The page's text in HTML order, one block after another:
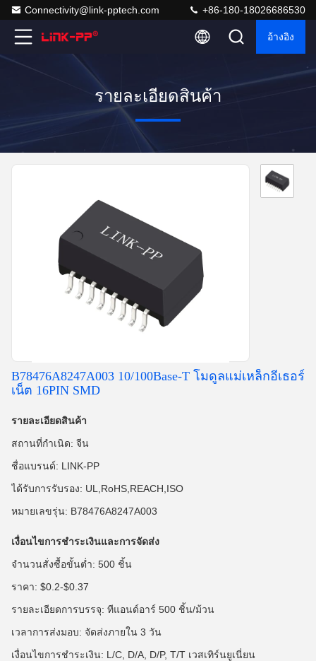
Connectivity@link-pptech.com +86-180-18026686530
อ้างอิง
รายละเอียดสินค้า
B78476A8247A003 10/100Base-T โมดูลแม่เหล็กอีเธอร์
เน็ต 16PIN SMD
รายละเอียดสินค้า
สถานที่กำเนิด: จีน
ชื่อแบรนด์: LINK-PP
ได้รับการรับรอง: UL,RoHS,REACH,ISO
หมายเลขรุ่น: B78476A8247A003
เงื่อนไขการชำระเงินและการจัดส่ง
จำนวนสั่งซื้อขั้นต่ำ: 500 ชิ้น
ราคา: $0.2-$0.37
รายละเอียดการบรรจุ: ทีแอนด์อาร์ 500 ชิ้น/ม้วน
เวลาการส่งมอบ: จัดส่งภายใน 3 วัน
เงื่อนไขการชำระเงิน: L/C, D/A, D/P, T/T เวสเทิร์นยูเนี่ยน